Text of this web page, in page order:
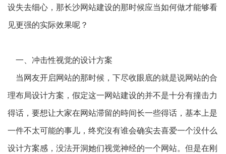
设失去细心，那长沙网站建设的那时候应当如何做才能够看
见更强的实际效果呢？
一、冲击性视觉的设计方案
当网友开启网站的那时候，下尽收眼底的就是说网站的合
理布局设计方案，假定这一网站建设的并不是十分有撞击力
得话，要想让大家在网站滞留的時间长一些得话，基本上是
一件不太可能的事儿，终究沒有谁会确实去喜爱一个没什么
设计方案感，没法开洞她们视觉神经的一个网站。但是在刚